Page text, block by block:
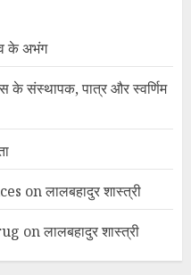
के अभंग
के संस्थापक, पात्र और स्वर्णिम
onलालबहादुर शास्त्री
onलालबहादुर शास्त्री